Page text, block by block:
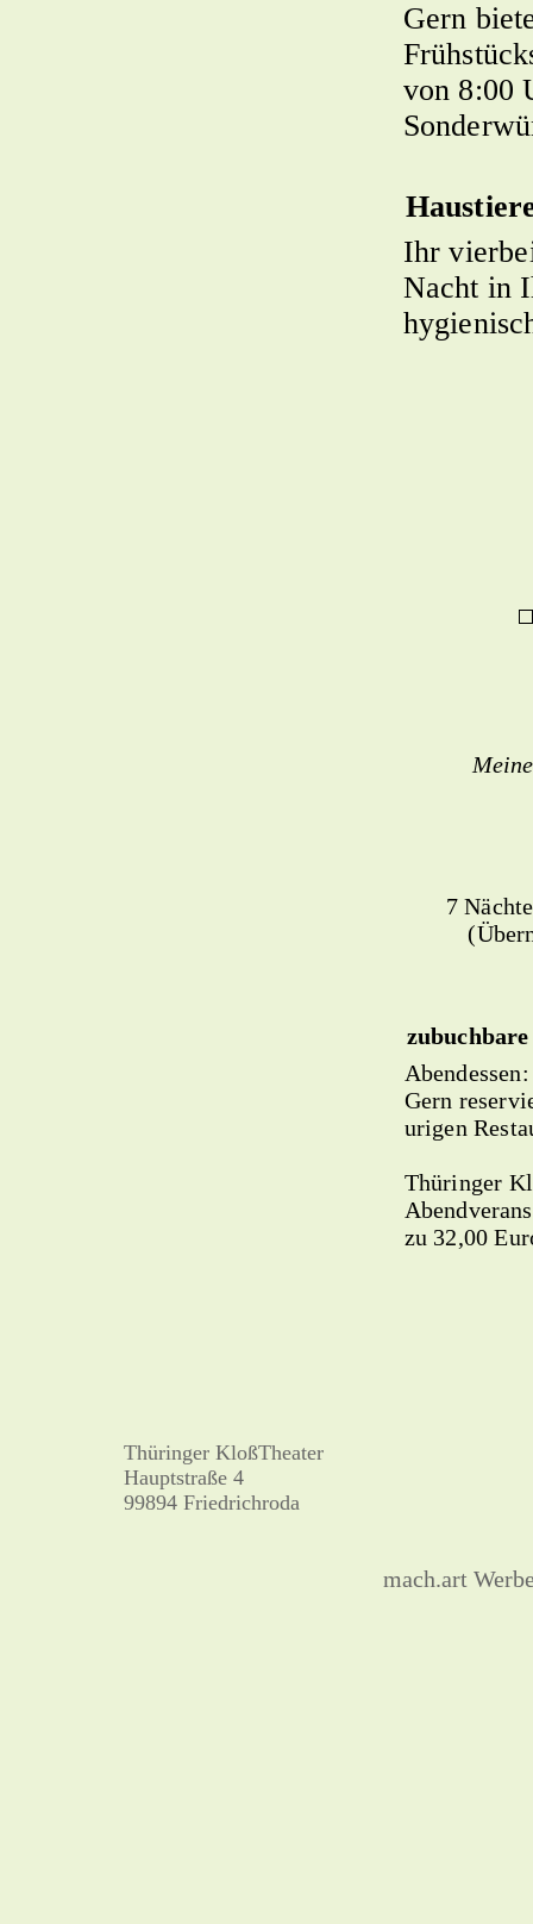
Gern
von 8:00
Ihr
Nacht in
7
Abendessen:
Gern
urigen
Thüringer
zu 32,00
Thüringer KloßTheater
Hauptstraße 4
99894 Friedrichroda
mach.art